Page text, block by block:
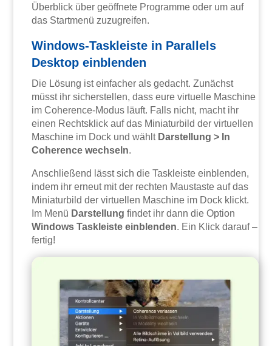
Überblick über geöffnete Programme oder um auf
das Startmenü zuzugreifen.
Windows-Taskleiste in Parallels
Desktop einblenden
Die Lösung ist einfacher als gedacht. Zunächst
müsst ihr sicherstellen, dass eure virtuelle Maschine
im Coherence-Modus läuft. Falls nicht, macht ihr
einen Rechtsklick auf das Miniaturbild der virtuellen
Maschine im Dock und wählt Darstellung > In
Coherence wechseln.
Anschließend lässt sich die Taskleiste einblenden,
indem ihr erneut mit der rechten Maustaste auf das
Miniaturbild der virtuellen Maschine im Dock klickt.
Im Menü Darstellung findet ihr dann die Option
Windows Taskleiste einblenden. Ein Klick darauf –
fertig!